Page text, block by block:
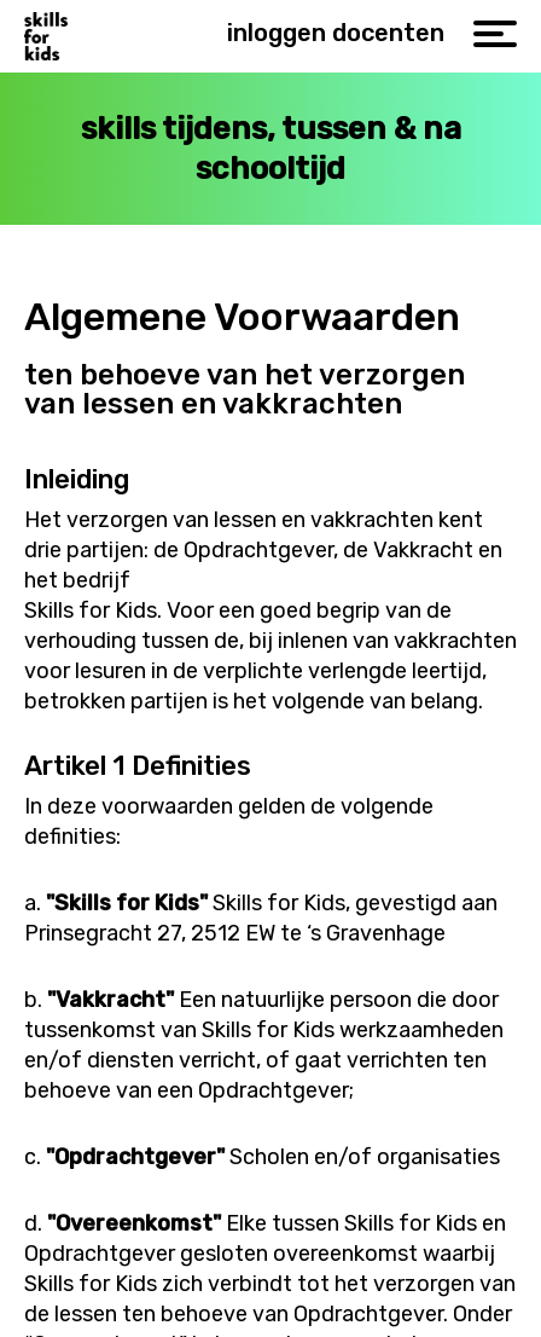
inloggen docenten
skills tijdens, tussen & na
schooltijd
Algemene Voorwaarden
ten behoeve van het verzorgen
van lessen en vakkrachten
Inleiding
Het verzorgen van lessen en vakkrachten kent
drie partijen: de Opdrachtgever, de Vakkracht en
het bedrijf
Skills for Kids. Voor een goed begrip van de
verhouding tussen de, bij inlenen van vakkrachten
voor lesuren in de verplichte verlengde leertijd,
betrokken partijen is het volgende van belang.
Artikel 1 Definities
In deze voorwaarden gelden de volgende
definities:
a. "Skills for Kids"Skills for Kids, gevestigd aan
Prinsegracht 27, 2512 EW te ‘s Gravenhage
b. "Vakkracht" Een natuurlijke persoon die door
tussenkomst van Skills for Kids werkzaamheden
en/of diensten verricht, of gaat verrichten ten
behoeve van een Opdrachtgever;
c. "Opdrachtgever"Scholen en/of organisaties
d. "Overeenkomst"Elke tussen Skills for Kids en
Opdrachtgever gesloten overeenkomst waarbij
Skills for Kids zich verbindt tot het verzorgen van
de lessen ten behoeve van Opdrachtgever. Onder